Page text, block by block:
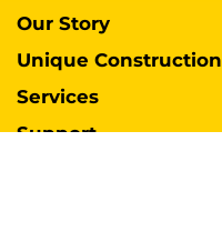
Our Story
Unique Construction
Services
Support